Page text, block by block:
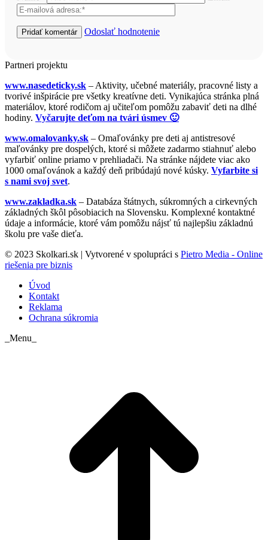
Odoslať hodnotenie
Partneri projektu
www.nasedeticky.sk – Aktivity, učebné materiály, pracovné listy a
tvorivé inšpirácie pre všetky kreatívne deti. Vynikajúca stránka plná
materiálov, ktoré rodičom aj učiteľom pomôžu zabaviť deti na dlhé
hodiny. Vyčarujte deťom na tvári úsmev 🙂
www.omalovanky.sk – Omaľovánky pre deti aj antistresové
maľovánky pre dospelých, ktoré si môžete zadarmo stiahnuť alebo
vyfarbiť online priamo v prehliadači. Na stránke nájdete viac ako
1000 omaľovánok a každý deň pribúdajú nové kúsky. Vyfarbite si
s nami svoj svet.
www.zakladka.sk – Databáza štátnych, súkromných a cirkevných
základných škôl pôsobiacich na Slovensku. Komplexné kontaktné
údaje a informácie, ktoré vám pomôžu nájsť tú najlepšiu základnú
školu pre vaše dieťa.
© 2023 Skolkari.sk | Vytvorené v spolupráci s Pietro Media - Online
riešenia pre biznis
Úvod
Kontakt
Reklama
Ochrana súkromia
_Menu_